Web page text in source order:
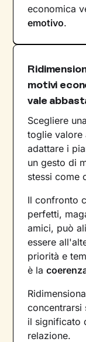
economica
emotivo.
motivi
vale
Scegliere
toglie valore
adattare i
un gesto di
stessi come
Il confronto
perfetti,
amici, può
essere
priorità e
è la
concentrarsi
il significato
relazione.